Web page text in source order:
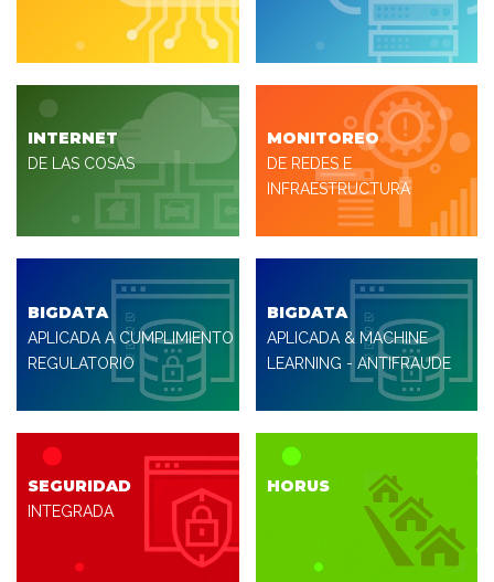
INTERNET
DE LAS COSAS
MONITOREO
DE REDES E
INFRAESTRUCTURA
BIGDATA
APLICADA A CUMPLIMIENTO
REGULATORIO
BIGDATA
APLICADA & MACHINE
LEARNING - ANTIFRAUDE
SEGURIDAD
INTEGRADA
HORUS